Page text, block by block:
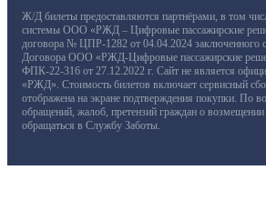
Ж/Д билеты предоставляются партнёрами, в том
системы ООО «РЖД – Цифровые пассажирские
договора № ЦПР-1282 от 04.04.2024 заключенного
Договора ООО «РЖД-Цифровые пассажирские
ФПК-22-316 от 27.12.2022 г. Сайт не является
«РЖД». Стоимость билетов включает сервисный
отображена на экране подтверждения покупки. По
обращений, жалоб, претензий граждан о
обращаться в Службу Заботы.